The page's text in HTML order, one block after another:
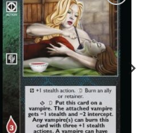
Add to
wishlist